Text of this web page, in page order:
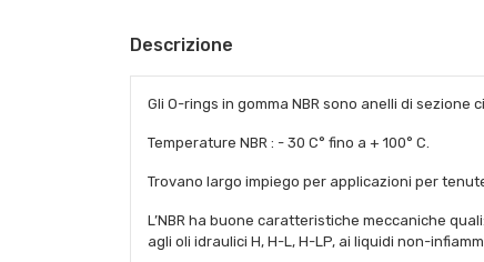
Descrizione
Gli O-rings in gomma NBR sono anelli di sezione
Temperature NBR : - 30 C° fino a + 100° C.
Trovano largo impiego per applicazioni per
L’NBR ha buone caratteristiche meccaniche
agli oli idraulici H, H-L, H-LP, ai liquidi non-